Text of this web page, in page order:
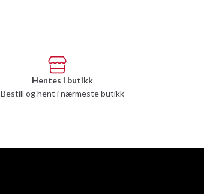
Hentes i butikk
Bestill og hent i nærmeste butikk